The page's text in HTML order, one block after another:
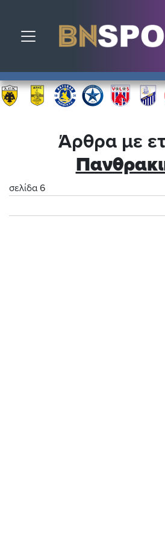
Toggle navigation
Άρθρα με
σελίδα 6